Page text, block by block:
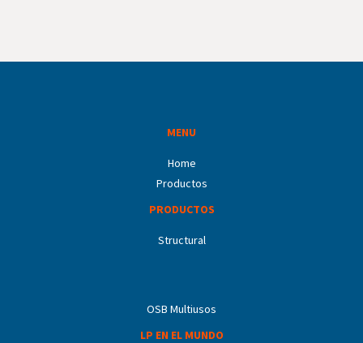
MENU
Home
Productos
PRODUCTOS
Structural
OSB Multiusos
LP EN EL MUNDO